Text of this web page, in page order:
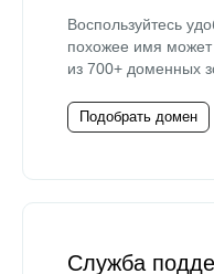
Воспользуйтесь
похожее имя
из 700+ доменных
Подобрать домен
Служба